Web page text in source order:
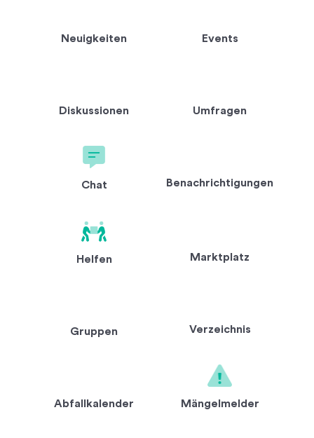
Neuigkeiten
Diskussionen
Chat
Events
Umfragen
Benachrichtigungen
Helfen
Gruppen
Abfallkalender
Marktplatz
Verzeichnis
Mängelmelder